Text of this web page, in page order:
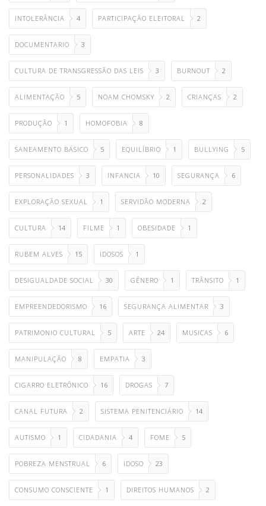
INTOLERÂNCIA 4 PARTICIPAÇÃO ELEITORAL 2
DOCUMENTARIO 3
CULTURA DE TRANSGRESSÃO DAS LEIS 3 BURNOUT 2
ALIMENTAÇÃO 5 NOAM CHOMSKY 2 CRIANÇAS 2
PRODUÇÃO 1 HOMOFOBIA 8
SANEAMENTO BÁSICO 5 EQUILÍBRIO 1 BULLYING 5
PERSONALIDADES 3 INFANCIA 10 SEGURANÇA 6
EXPLORAÇÃO SEXUAL 1 SERVIDÃO MODERNA 2
CULTURA 14 FILME 1 OBESIDADE 1
RUBEM ALVES 15 IDOSOS 1
DESIGUALDADE SOCIAL 30 GÊNERO 1 TRÂNSITO 1
EMPREENDEDORISMO 16 SEGURANÇA ALIMENTAR 3
PATRIMONIO CULTURAL 5 ARTE 24 MUSICAS 6
MANIPULAÇÃO 8 EMPATIA 3
CIGARRO ELETRÔNICO 16 DROGAS 7
CANAL FUTURA 2 SISTEMA PENITENCIÁRIO 14
AUTISMO 1 CIDADANIA 4 FOME 5
POBREZA MENSTRUAL 6 IDOSO 23
CONSUMO CONSCIENTE 1 DIREITOS HUMANOS 2